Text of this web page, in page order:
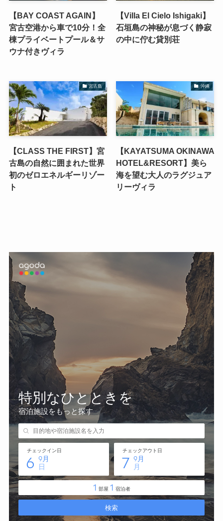
【BAY COAST AGAIN】
宮古空港から車で10分！全
棟プライベートプール＆サ
ウナ付きヴィラ
【Villa El Cielo Ishigaki】
石垣島の神秘が息づく静寂
の中に佇む貸別荘
宮古島
【CLASS THE FIRST】宮
古島の自然に囲まれた世界
初のゼロエネルギーリゾー
ト
沖縄
【KAYATSUMA OKINAWA
HOTEL&RESORT】美ら
海を望む大人のラグジュア
リーヴィラ